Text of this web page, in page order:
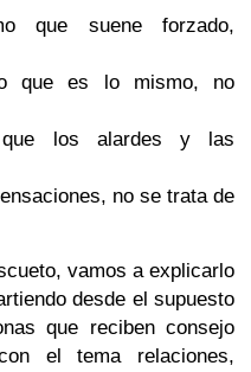
que suene forzado,
que es lo mismo, no
los alardes y las
no se trata de
vamos a explicarlo
desde el supuesto
que reciben consejo
el tema relaciones,